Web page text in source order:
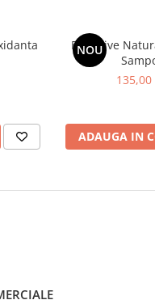
NOU
Bioactive
135,00
ADAUGA IN